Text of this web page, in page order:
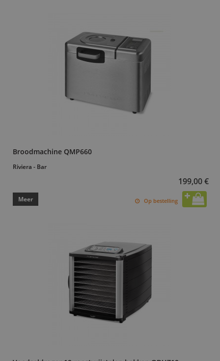
Broodmachine QMP660
Riviera - Bar
199,00 €
Meer Op bestelling